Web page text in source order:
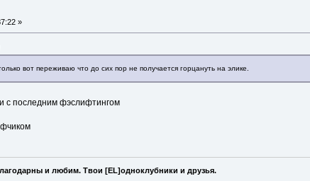
»
вот переживаю что до сих пор не получается горцануть на элике.
с последним фэслифтингом
и любим. Твои [EL]одноклубники и друзья.